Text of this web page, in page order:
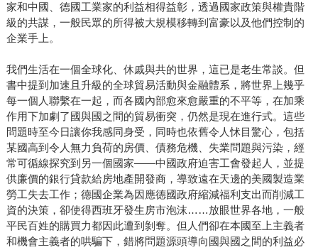
家和中國、德國工業家的利益相得益彰，透過國家政策與權貴階
級的共謀，一般民眾的所得被大規模移轉到富豪以及他們控制的
企業手上。
我們生活在一個全球化、休戚與共的世界，這已是老生常談。但
書中提到加速且升級的全球貿易活動與金融體系，將世界上幾乎
每一個人聯繫在一起，而各國內部愈來愈嚴重的不平等，在加乘
作用下加劇了國與國之間的貿易衝突，仍然是現在進行式。這些
問題時至今日讓你我感同身受，同時也依舊令人怵目驚心，包括
某國高到令人無力負荷的房價、債務危機、失業問題與污染，經
常可循線探究到另一個國家——中國政府迫害工會發起人，並提
供廉價的銀行貸款給房地產開發商，導致遠在天邊的美國製造業
勞工失去工作；德國企業為因應德國政府縮減福利支出而削減工
資的決策，卻使得西班牙發生房市泡沫……放眼世界各地，一般
平民百姓的購買力都因此遭到剝奪。但人們卻在本國至上主義者
和機會主義者的哄騙下，錯將問題源頭導向國與國之間的利益必